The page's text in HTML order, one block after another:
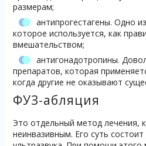
размерам;
антипрогестагены. Одно
которое используется, как
вмешательством;
антигонадотропины.
препаратов, которая
когда другие не оказывают
ФУЗ-абляция
Это отдельный метод лечения,
неинвазивным. Его суть